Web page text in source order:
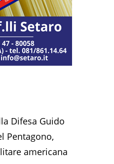
Difesa Guido
Pentagono,
americana